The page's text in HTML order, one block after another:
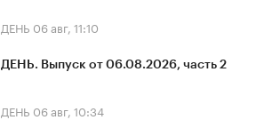
ДЕНЬ 06 авг, 11:10
ДЕНЬ. Выпуск от 06.08.2026, часть 2
ДЕНЬ 06 авг, 10:34